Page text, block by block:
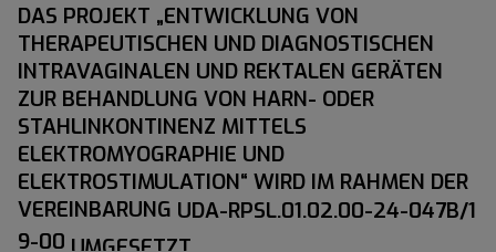
DAS PROJEKT „ENTWICKLUNG VON
THERAPEUTISCHEN UND DIAGNOSTISCHEN
INTRAVAGINALEN UND REKTALEN GERÄTEN
ZUR BEHANDLUNG VON HARN- ODER
STAHLINKONTINENZ MITTELS
ELEKTROMYOGRAPHIE UND
ELEKTROSTIMULATION“ WIRD IM RAHMEN DER
VEREINBARUNG UDA-RPSL.01.02.00-24-047B/1
9-00 UMGESETZT.